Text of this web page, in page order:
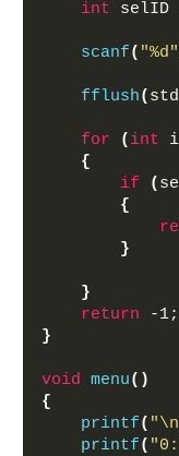
int
scanf( "%d"
fflush(
for ( int i
{
if
(
{
}
}
return -1;
}
void menu()
{
printf(
printf( "0: